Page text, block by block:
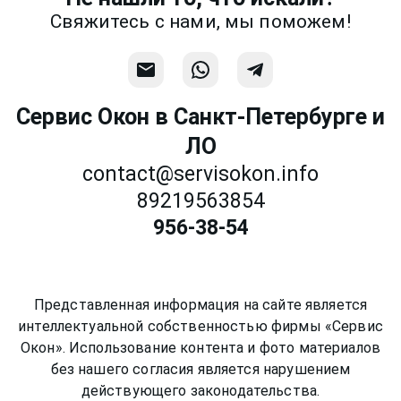
Свяжитесь с нами, мы поможем!
Сервис Окон в Санкт-Петербурге и
ЛО
contact@servisokon.info
89219563854
956-38-54
Представленная информация на сайте является
интеллектуальной собственностью фирмы «Сервис
Окон». Использование контента и фото материалов
без нашего согласия является нарушением
действующего законодательства.